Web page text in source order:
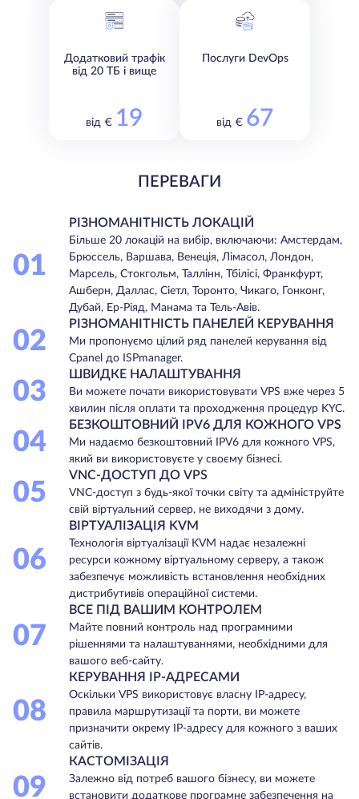
Додатковий трафік
від 20 ТБ і вище
від € 19
Послуги DevOps
від € 67
ПЕРЕВАГИ
01
РІЗНОМАНІТНІСТЬ ЛОКАЦІЙ
Більше 20 локацій на вибір, включаючи: Амстердам,
Брюссель, Варшава, Венеція, Лімасол, Лондон,
Марсель, Стокгольм, Таллінн, Тбілісі, Франкфурт,
Ашберн, Даллас, Сіетл, Торонто, Чикаго, Гонконг,
Дубай, Ер-Ріяд, Манама та Тель-Авів.
02
РІЗНОМАНІТНІСТЬ ПАНЕЛЕЙ КЕРУВАННЯ
Ми пропонуємо цілий ряд панелей керування від
Cpanel до ISPmanager.
03
ШВИДКЕ НАЛАШТУВАННЯ
Ви можете почати використовувати VPS вже через 5
хвилин після оплати та проходження процедур KYC.
04
БЕЗКОШТОВНИЙ IPV6 ДЛЯ КОЖНОГО VPS
Ми надаємо безкоштовний IPV6 для кожного VPS,
який ви використовуєте у своєму бізнесі.
05
VNC-ДОСТУП ДО VPS
VNC-доступ з будь-якої точки світу та адмініструйте
свій віртуальний сервер, не виходячи з дому.
06
ВІРТУАЛІЗАЦІЯ KVM
Технологія віртуалізації KVM надає незалежні
ресурси кожному віртуальному серверу, а також
забезпечує можливість встановлення необхідних
дистрибутивів операційної системи.
07
ВСЕ ПІД ВАШИМ КОНТРОЛЕМ
Майте повний контроль над програмними
рішеннями та налаштуваннями, необхідними для
вашого веб-сайту.
08
КЕРУВАННЯ IP-АДРЕСАМИ
Оскільки VPS використовує власну IP-адресу,
правила маршрутизації та порти, ви можете
призначити окрему IP-адресу для кожного з ваших
сайтів.
09
КАСТОМІЗАЦІЯ
Залежно від потреб вашого бізнесу, ви можете
встановити додаткове програмне забезпечення на